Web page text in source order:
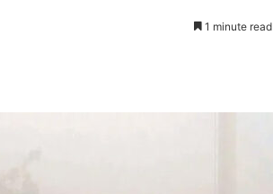
1 minute read